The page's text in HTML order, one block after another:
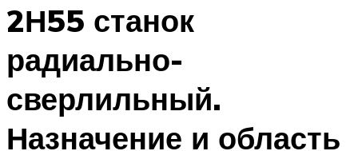
2Н55 станок
радиально-
сверлильный.
Назначение и область